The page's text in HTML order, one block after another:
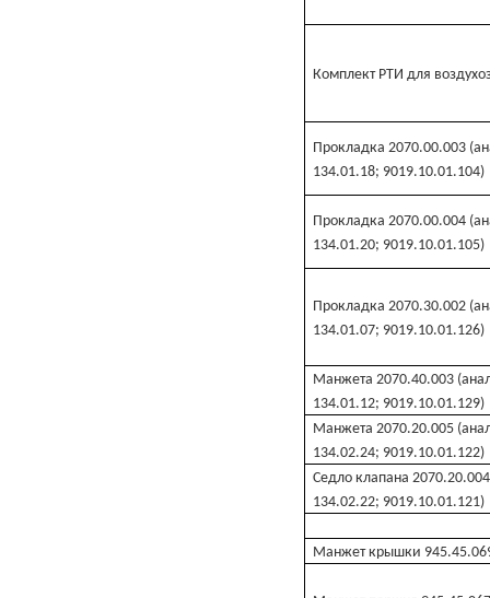
Комплект РТИ для
Прокладка 2070.00.003
134.01.18; 9019.10.01.104)
Прокладка 2070.00.004
134.01.20; 9019.10.01.105)
Прокладка 2070.30.002
134.01.07; 9019.10.01.126)
Манжета 2070.40.003
134.01.12; 9019.10.01.129)
Манжета 2070.20.005
134.02.24; 9019.10.01.122)
Седло клапана
134.02.22; 9019.10.01.121)
Манжет крышки